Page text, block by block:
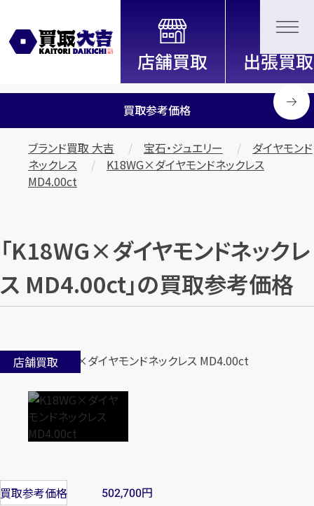
全国2200店舗以上展開中！
信頼と実績の買取専門店「買取大
吉」
買取参考価格
ブランド買取 大吉 宝石・ジュエリー
ダイヤモンド
ネックレス
K18WG×ダイヤモンドネックレス
MD4.00ct
「K18WG×ダイヤモンドネックレ
ス MD4.00ct」の買取参考価格
店舗買取
買取参考価格 502,700円